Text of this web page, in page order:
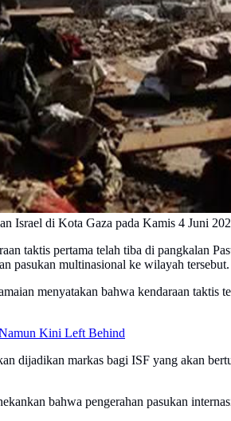
Israel di Kota Gaza pada Kamis 4
taktis pertama telah tiba di pangkalan
pasukan multinasional ke wilayah tersebut.
menyatakan bahwa kendaraan
Kini Left Behind
dijadikan markas bagi ISF yang akan
bahwa pengerahan pasukan